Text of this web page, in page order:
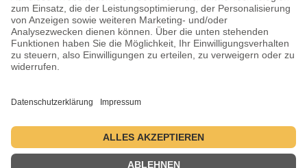
Tanzsportverband Nordrhein-Westfalen e.V.
Veranstaltungsort:
Historische Stadthalle Wuppertal
Johannisberg 40
42103 Wuppertal
2.–5. Juli 2026 ・ 1.–4. Juli 2027 ・ 6.–9. Juli 2028